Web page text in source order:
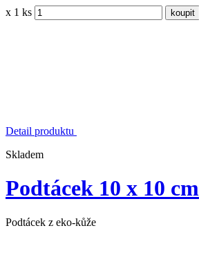
x 1 ks
Detail produktu
Skladem
Podtácek 10 x 10 cm
Podtácek z eko-kůže